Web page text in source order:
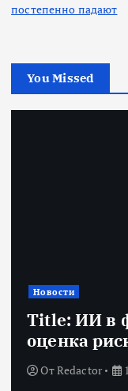
постепенно падают
You Missed
Новости
Title: ИИ в
оценка
ОтRedactor